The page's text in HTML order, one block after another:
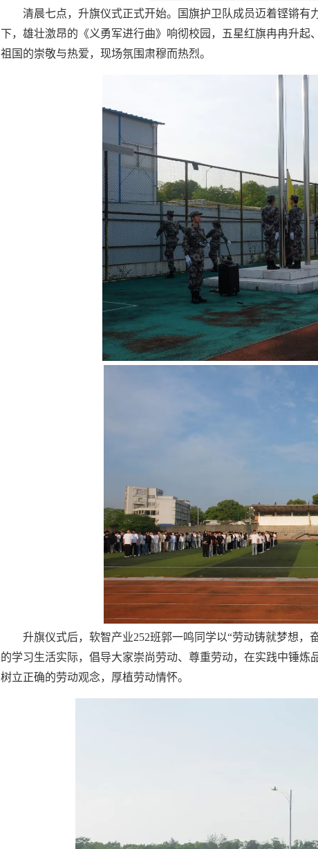
清晨七点，升旗仪式正式开始。国旗护卫队成员迈着铿锵有
下，雄壮激昂的《义勇军进行曲》响彻校园，五星红旗冉冉升
祖国的崇敬与热爱，现场氛围肃穆而热烈。
升旗仪式后，软智产业252班郭一鸣同学以“劳动铸就梦想
的学习生活实际，倡导大家崇尚劳动、尊重劳动，在实践中锤炼
树立正确的劳动观念，厚植劳动情怀。